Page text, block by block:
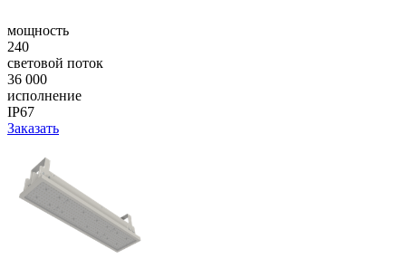
мощность
240
световой поток
36 000
исполнение
IP67
Заказать